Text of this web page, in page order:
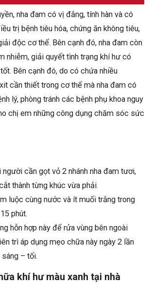
nha đam có vị đắng, tính hàn và có
trị bệnh tiêu hóa, chứng ăn không tiêu,
độc cơ thể. Bên cạnh đó, nha đam còn
nhiễm, giải quyết tình trạng khí hư có
Bên cạnh đó, do có chứa nhiều
cần thiết trong cơ thể mà nha đam có
lý, phòng tránh các bệnh phụ khoa nguy
chị em những công dụng chăm sóc sức
cần gọt vỏ 2 nhánh nha đam tươi,
thành từng khúc vừa phải.
luộc cùng nước và ít muối trắng trong
phút.
hỗn hợp này để rửa vùng bên ngoài
trì áp dụng mẹo chữa này ngày 2 lần
– tối.
khí hư màu xanh tại nhà